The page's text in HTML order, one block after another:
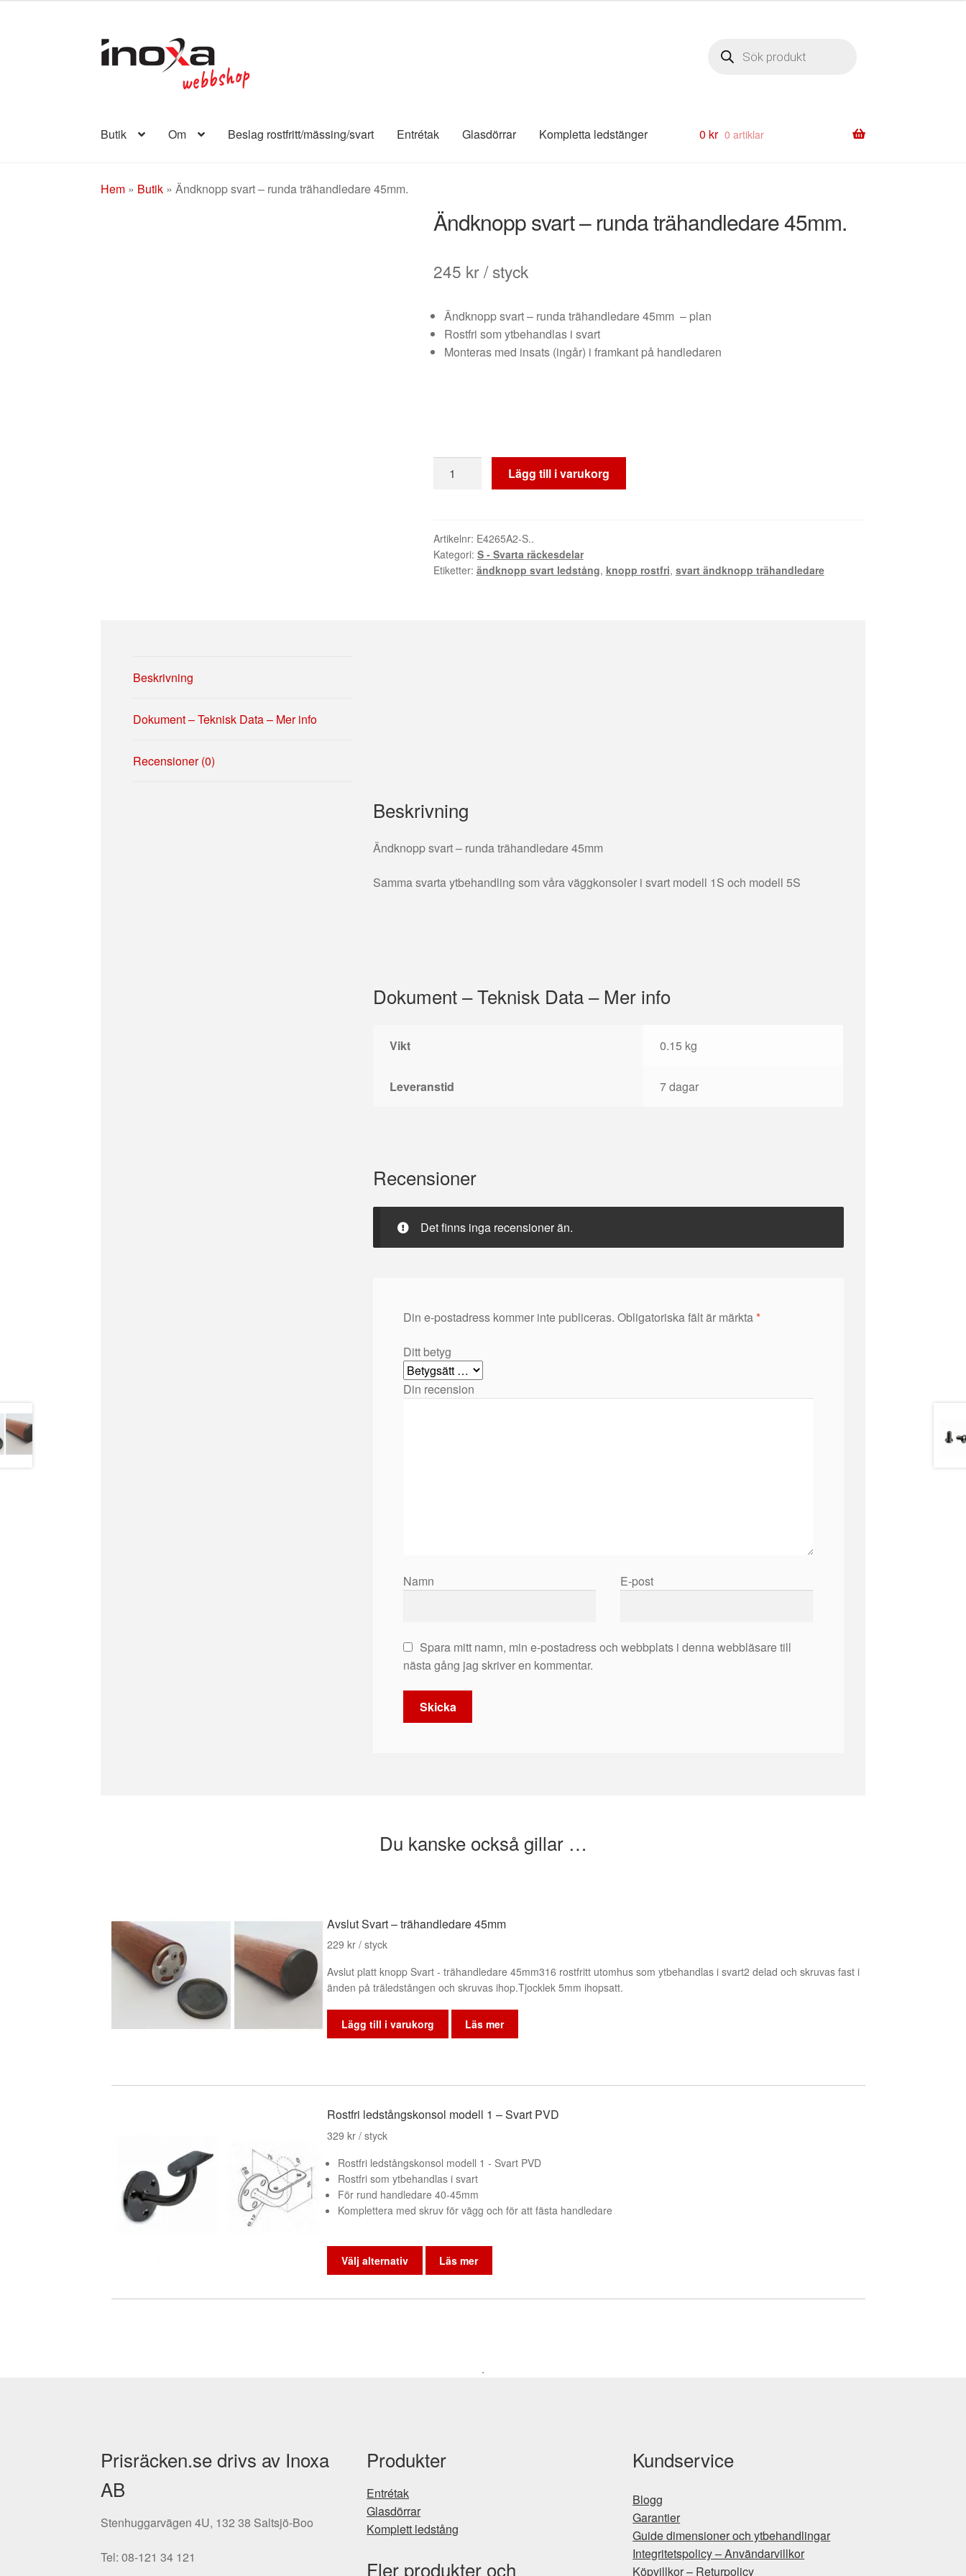
Hoppa
till
Hoppa
till
Butik Om Beslag rostfritt/mässing/svart Entrétak Glasdörrar Kompletta ledstänger 0 kr 0 artiklar
Hem » Butik »Ändknopp svart – runda trähandledare 45mm.
Ändknopp svart – runda trähandledare 45mm.
245 kr/ styck
Ändknopp svart – runda trähandledare 45mm – plan
Rostfri som ytbehandlas i svart
Monteras med insats (ingår) i framkant på handledaren
svart
trähandledare
45mm.
mängd
Lägg till i varukorg
Artikelnr: E4265A2-S..
Kategori: S - Svarta räckesdelar
Etiketter: ändknopp svart ledstång, knopp rostfri, svart ändknopp trähandledare
Beskrivning
Dokument – Teknisk Data – Mer info
Recensioner (0)
Beskrivning
Ändknopp svart – runda trähandledare 45mm
Samma svarta ytbehandling som våra väggkonsoler i svart modell 1S och modell 5S
Dokument – Teknisk Data – Mer info
Vikt 0.15 kg
Leveranstid 7 dagar
Recensioner
Det finns inga recensioner än.
Din e-postadress kommer inte publiceras. Obligatoriska fält är märkta*
Ditt betyg
Din recension
Namn E-post
Spara mitt namn, min e-postadress och webbplats i denna webbläsare till
nästa gång jag skriver en kommentar.
Du kanske också gillar …
Avslut Svart – trähandledare 45mm
229kr / styck
Avslut platt knopp Svart - trähandledare 45mm316 rostfritt utomhus som ytbehandlas i svart2 delad och skruvas fast i
änden på träledstången och skruvas ihop.Tjocklek 5mm ihopsatt.
Lägg till i varukorg Läs mer
Rostfri ledstångskonsol modell 1 – Svart PVD
329kr / styck
Rostfri ledstångskonsol modell 1 - Svart PVD
Rostfri som ytbehandlas i svart
För rund handledare 40-45mm
Komplettera med skruv för vägg och för att fästa handledare
Välj alternativ
flera
Läs mer
.
Prisräcken.se drivs av Inoxa
AB
Stenhuggarvägen 4U, 132 38 Saltsjö-Boo
Tel: 08-121 34 121
Produkter
Entrétak
Glasdörrar
Komplett ledstång
Fler produkter och
Kundservice
Blogg
Garantier
Guide dimensioner och ytbehandlingar
Integritetspolicy – Användarvillkor
Köpvillkor – Returpolicy